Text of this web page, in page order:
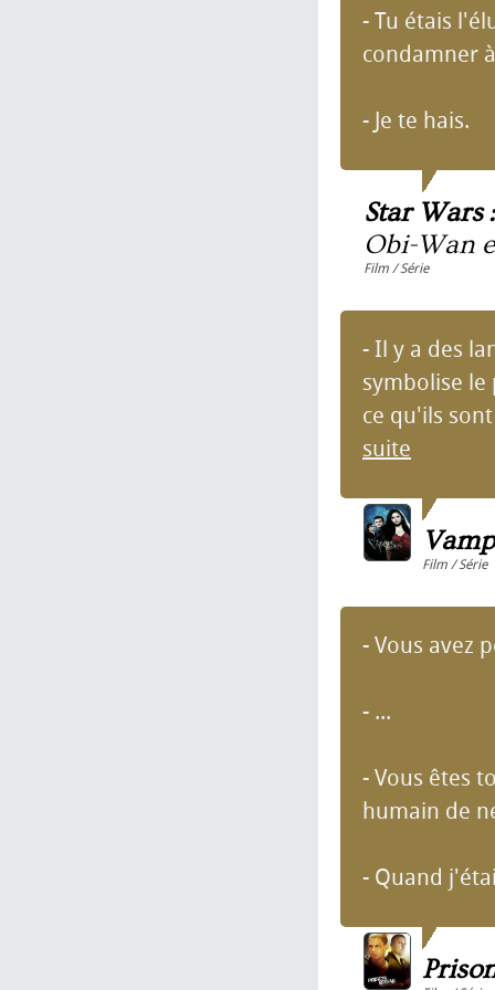
- Tu étais
condamner
- Je te hais.
Star Wars
Obi-Wan
Film / Série
- Il y a des
symbolise le
ce qu'ils
suite
Film / Série
- Vous avez
- ...
- Vous êtes
humain de
- Quand